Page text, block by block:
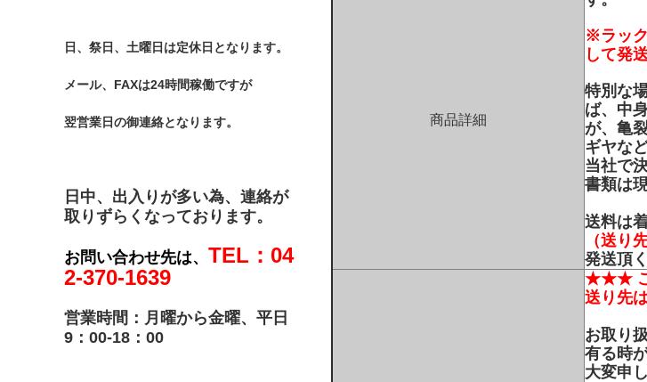
商品詳細
※ラッ
して発
特別な
ば、中
が、亀
ギヤな
当社で
書類は
送料は
（送り
発送頂
★★★
送り先
お取り
有る時
大変申
日、祭日、土曜日は定休日となります。
メール、FAXは24時間稼働ですが
翌営業日の御連絡となります。
日中、出入りが多い為、連絡が
取りずらくなっております。
お問い合わせ先は、 TEL：04
2-370-1639
営業時間：月曜から金曜、平日
9：00-18：00